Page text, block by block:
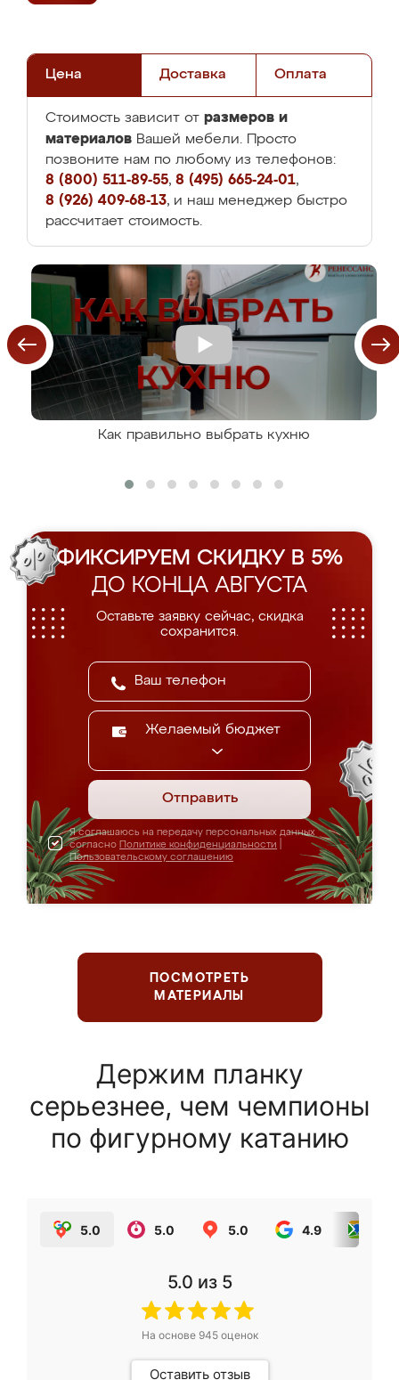
Цена Доставка Оплата
Стоимость зависит от размеров и
материалов Вашей мебели. Просто
позвоните нам по любому из телефонов:
8 (800) 511-89-55, 8 (495) 665-24-01,
8 (926) 409-68-13, и наш менеджер быстро
рассчитает стоимость.
Как правильно выбрать кухню
ФИКСИРУЕМ СКИДКУ В 5%
ДО КОНЦА АВГУСТА
Оставьте заявку сейчас, скидка
сохранится.
Желаемый бюджет
Отправить
Я соглашаюсь на передачу персональных данных
согласно Политике конфиденциальности
Пользовательскому соглашению
ПОСМОТРЕТЬ
МАТЕРИАЛЫ
Держим планку
серьезнее, чем чемпионы
по фигурному катанию
5.0 5.0 5.0 4.9
5.0 из 5
На основе 945оценок
Оставить отзыв